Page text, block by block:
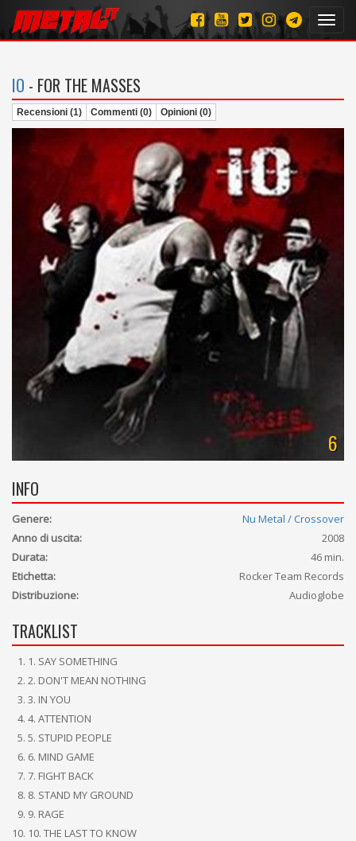
IO - FOR THE MASSES
Recensioni (1) Commenti (0) Opinioni (0)
6
INFO
Genere:
Nu Metal / Crossover
Anno di uscita:
2008
Durata:
46 min.
Etichetta:
Rocker Team Records
Distribuzione:
Audioglobe
TRACKLIST
1. SAY SOMETHING
2. DON'T MEAN NOTHING
3. IN YOU
4. ATTENTION
5. STUPID PEOPLE
6. MIND GAME
7. FIGHT BACK
8. STAND MY GROUND
9. RAGE
10. THE LAST TO KNOW